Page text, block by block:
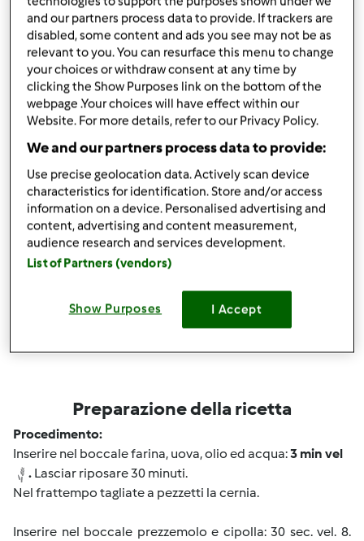
Accessori che ti serviranno
Spatola
acquista
Boccale Completo TM6
acquista
Condividi
Preparazione della ricetta
Procedimento:
Inserire nel boccale farina, uova, olio ed acqua:3 min vel
. Lasciar riposare 30 minuti.
Nel frattempo tagliate a pezzetti la cernia.
Inserire nel boccale prezzemolo e cipolla: 30 sec. vel. 8.
and our partners process data to provide. If trackers are
disabled, some content and ads you see may not be as
relevant to you. You can resurface this menu to change
your choices or withdraw consent at any time by
clicking the Show Purposes link on the bottom of the
webpage .Your choices will have effect within our
Website. For more details, refer to our Privacy Policy.
We and our partners process data to provide:
Use precise geolocation data. Actively scan device
characteristics for identification. Store and/or access
information on a device. Personalised advertising and
content, advertising and content measurement,
audience research and services development.
List of Partners (vendors)
Show Purposes I Accept